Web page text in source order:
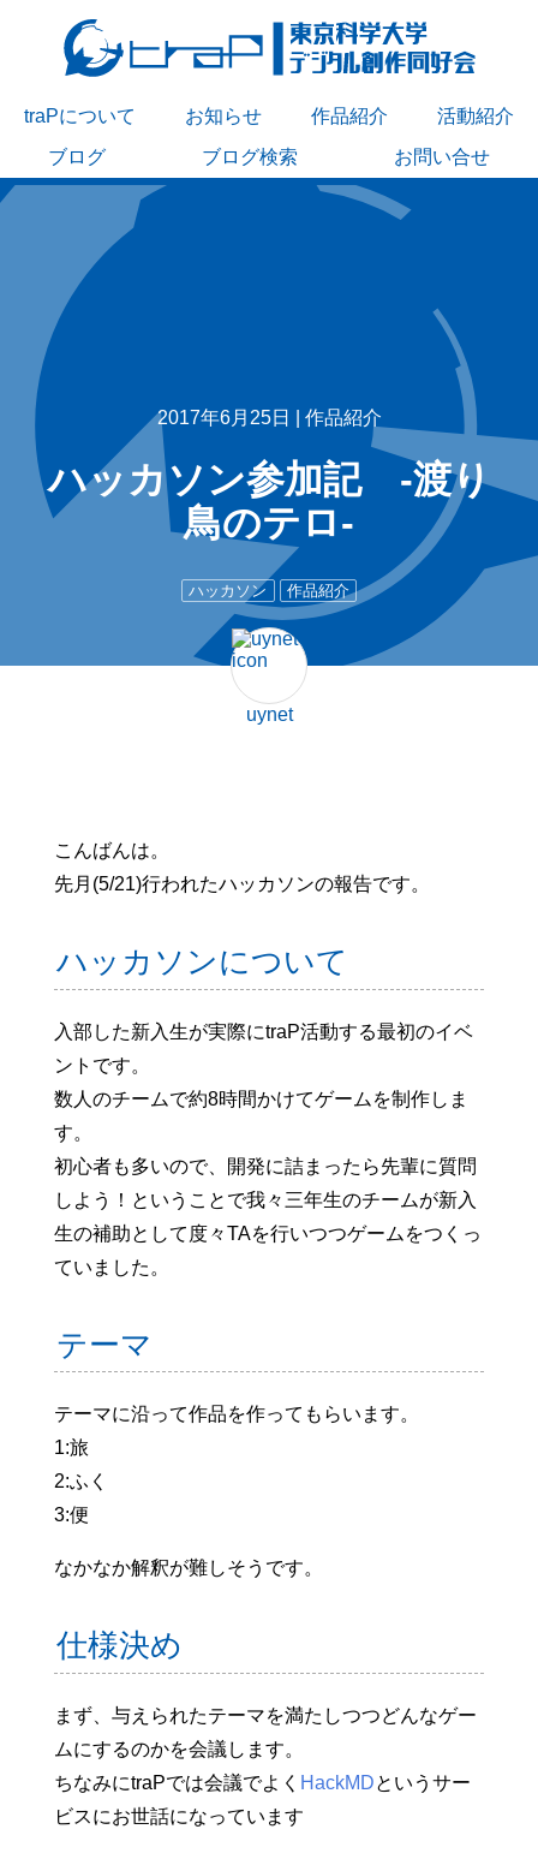
traPについて お知らせ 作品紹介
活動紹介
ブログ
ブログ検索 お問い合せ
2017年6月25日 | 作品紹介
ハッカソン参加記 -渡り
鳥のテロ-
ハッカソン 作品紹介
uynet
こんばんは。
先月(5/21)行われたハッカソンの報告です。
ハッカソンについて
入部した新入生が実際にtraP活動する最初のイベ
ントです。
数人のチームで約8時間かけてゲームを制作しま
す。
初心者も多いので、開発に詰まったら先輩に質問
しよう！ということで我々三年生のチームが新入
生の補助として度々TAを行いつつゲームをつくっ
ていました。
テーマ
テーマに沿って作品を作ってもらいます。
1:旅
2:ふく
3:便
なかなか解釈が難しそうです。
仕様決め
まず、与えられたテーマを満たしつつどんなゲー
ムにするのかを会議します。
ちなみにtraPでは会議でよく HackMDというサー
ビスにお世話になっています